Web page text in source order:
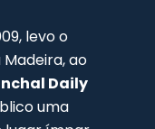
levo o
ao
Daily
uma